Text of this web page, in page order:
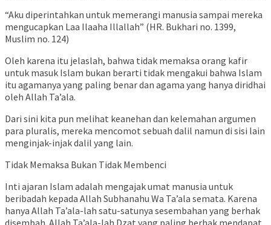
“Aku diperintahkan untuk memerangi manusia sampai mereka
mengucapkan Laa Ilaaha Illallah” (HR. Bukhari no. 1399,
Muslim no. 124)
Oleh karena itu jelaslah, bahwa tidak memaksa orang kafir
untuk masuk Islam bukan berarti tidak mengakui bahwa Islam
itu agamanya yang paling benar dan agama yang hanya diridhai
oleh Allah Ta’ala.
Dari sini kita pun melihat keanehan dan kelemahan argumen
para pluralis, mereka mencomot sebuah dalil namun di sisi lain
menginjak-injak dalil yang lain.
Tidak Memaksa Bukan Tidak Membenci
Inti ajaran Islam adalah mengajak umat manusia untuk
beribadah kepada Allah Subhanahu Wa Ta’ala semata. Karena
hanya Allah Ta’ala-lah satu-satunya sesembahan yang berhak